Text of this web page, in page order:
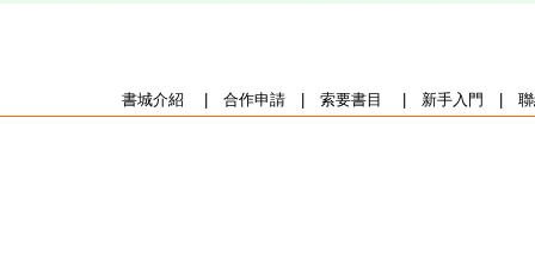
書城介紹 合作申請| 索要書目 新手入門